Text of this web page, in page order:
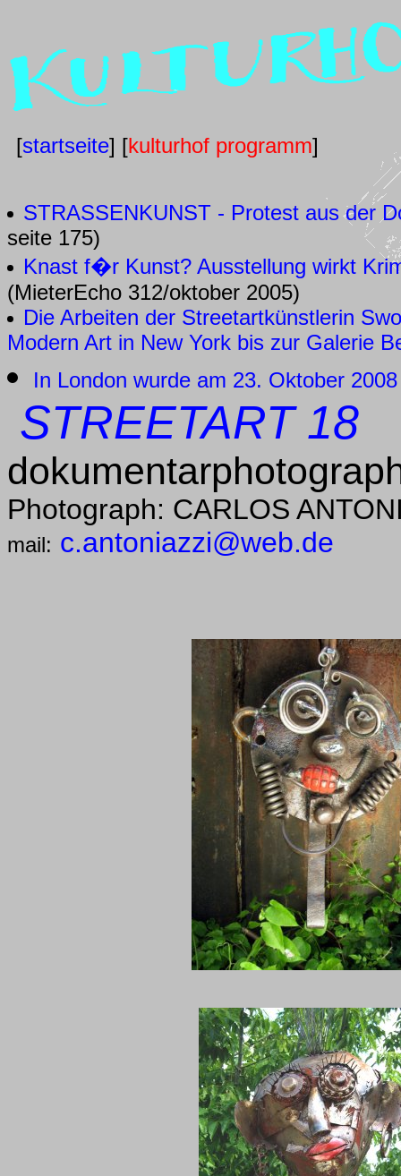
[startseite] [kulturhof programm]
STRASSENKUNST - Protest aus der
seite 175)
Knast f�r Kunst? Ausstellung wirkt
(MieterEcho 312/oktober 2005)
Die Arbeiten der Streetartkünstlerin
Modern Art in New York bis zur Galerie
In London wurde am 23. Oktober
STREETART 18
Photograph: CARLOS
mail: c.antoniazzi@web.de